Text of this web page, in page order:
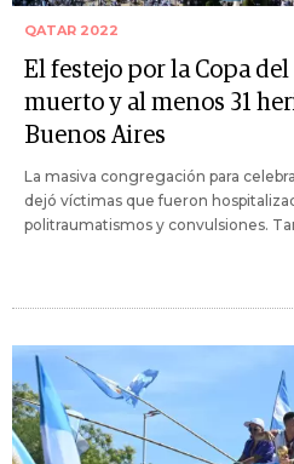
QATAR 2022
El festejo por la Copa
muerto y al menos 31
Buenos Aires
La masiva congregación para
dejó víctimas que fueron
politraumatismos y convulsiones.